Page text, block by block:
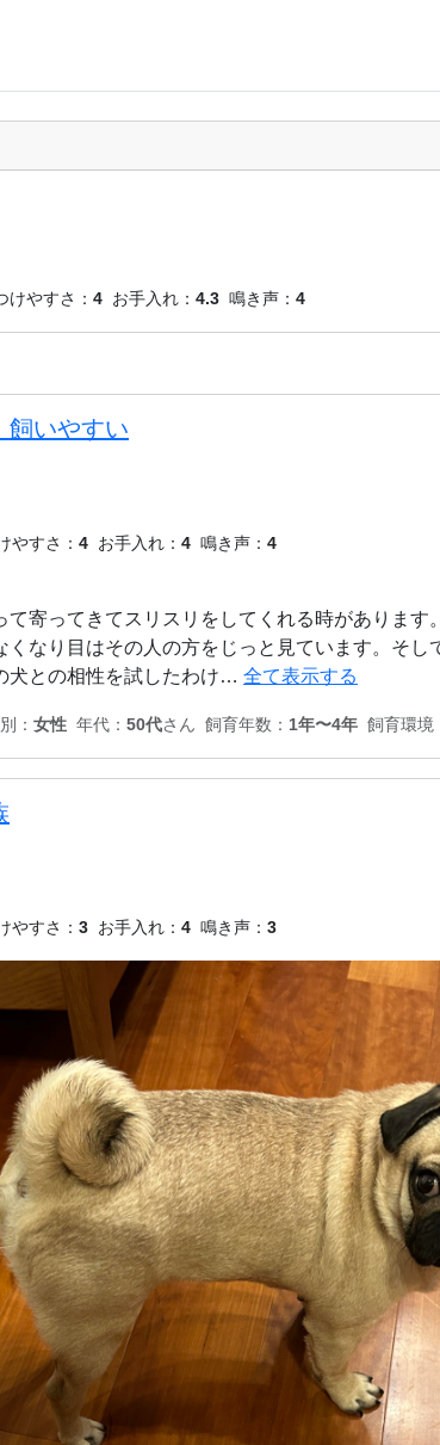
けやすさ： 4 お手入れ： 4.3 鳴き声： 4
飼いやすい
やすさ： 4 お手入れ： 4 鳴き声： 4
寄ってきてスリスリをしてくれる時があります
なり目はその人の方をじっと見ています。そし
犬との相性を試したわけ… 全て表示する
： 女性 年代： 50代さん 飼育年数： 1年〜4年 飼育環境
やすさ： 3 お手入れ： 4 鳴き声： 3